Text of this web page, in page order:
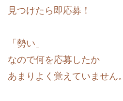
見つけたら即応募！
「勢い」
なので何を応募したか
あまりよく覚えていません。